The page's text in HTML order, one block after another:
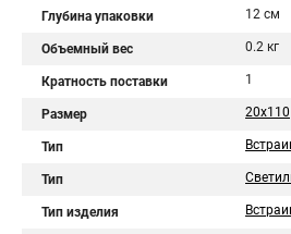
Глубина упаковки 12 см
Объемный вес 0.2 кг
Кратность поставки 1
Размер 20x110
Тип
Тип
Тип изделия